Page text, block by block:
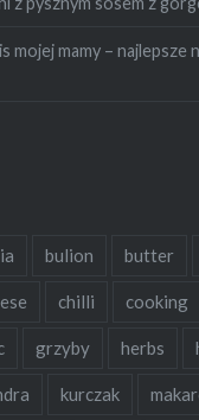
mojej mamy – najlepsze
bulion butter
chilli cooking
grzyby herbs
kurczak